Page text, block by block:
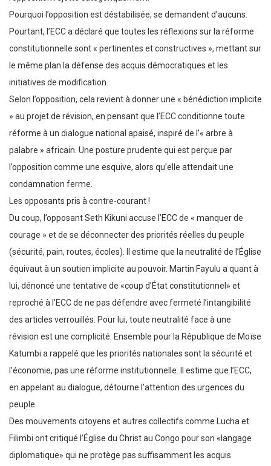
Pourquoi l’opposition est déstabilisée, se demandent d’aucuns.
Pourtant, l’ECC a déclaré que toutes les réflexions sur la réforme
constitutionnelle sont « pertinentes et constructives », mettant sur
le même plan la défense des acquis démocratiques et les
initiatives de modification.
Selon l’opposition, cela revient à donner une « bénédiction implicite
» au projet de révision, en pensant que l’ECC conditionne toute
réforme à un dialogue national apaisé, inspiré de l’« arbre à
palabre » africain. Une posture prudente qui est perçue par
l’opposition comme une esquive, alors qu’elle attendait une
condamnation ferme.
Les opposants pris à contre-courant !
Du coup, l’opposant Seth Kikuni accuse l’ECC de « manquer de
courage » et de se déconnecter des priorités réelles du peuple
(sécurité, pain, routes, écoles). Il estime que la neutralité de l’Église
équivaut à un soutien implicite au pouvoir. Martin Fayulu a quant à
lui, dénoncé une tentative de «coup d’État constitutionnel» et
reproché à l’ECC de ne pas défendre avec fermeté l’intangibilité
des articles verrouillés. Pour lui, toute neutralité face à une
révision est une complicité. Ensemble pour la République de Moïse
Katumbi a rappelé que les priorités nationales sont la sécurité et
l’économie, pas une réforme institutionnelle. Il estime que l’ECC,
en appelant au dialogue, détourne l’attention des urgences du
peuple.
Des mouvements citoyens et autres collectifs comme Lucha et
Filimbi ont critiqué l’Église du Christ au Congo pour son «langage
diplomatique» qui ne protège pas suffisamment les acquis